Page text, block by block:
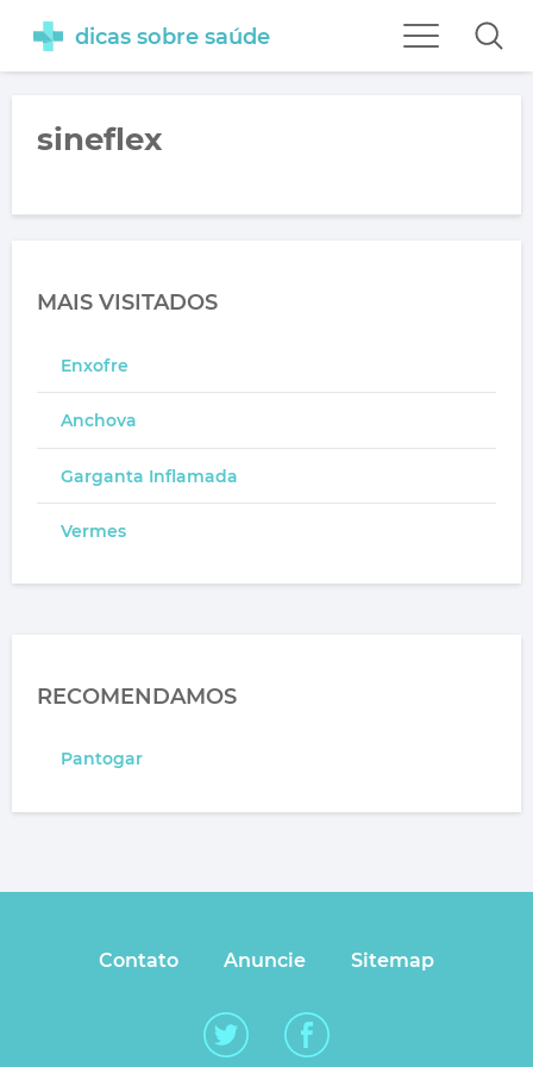
dicas sobre saúde
sineflex
MAIS VISITADOS
Enxofre
Anchova
Garganta Inflamada
Vermes
RECOMENDAMOS
Pantogar
Contato Anuncie Sitemap